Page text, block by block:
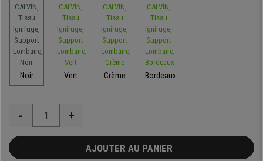
Noir Vert Crème Bordeaux
- +
AJOUTER AU PANIER